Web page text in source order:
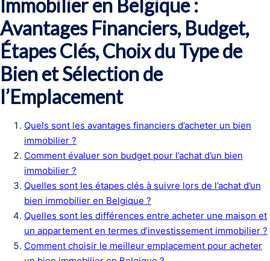
Immobilier en Belgique :
Avantages Financiers, Budget,
Étapes Clés, Choix du Type de
Bien et Sélection de
l’Emplacement
Quels sont les avantages financiers d’acheter un bien
immobilier ?
Comment évaluer son budget pour l’achat d’un bien
immobilier ?
Quelles sont les étapes clés à suivre lors de l’achat d’un
bien immobilier en Belgique ?
Quelles sont les différences entre acheter une maison et
un appartement en termes d’investissement immobilier ?
Comment choisir le meilleur emplacement pour acheter